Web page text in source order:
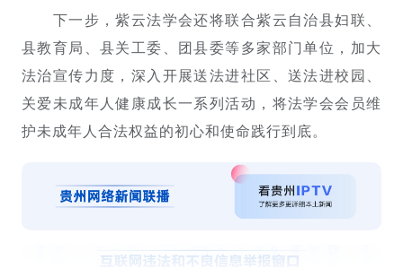
下一步，紫云法学会还将联合紫云自治县妇联、
县教育局、县关工委、团县委等多家部门单位，加大
法治宣传力度，深入开展送法进社区、送法进校园、
关爱未成年人健康成长一系列活动，将法学会会员维
护未成年人合法权益的初心和使命践行到底。